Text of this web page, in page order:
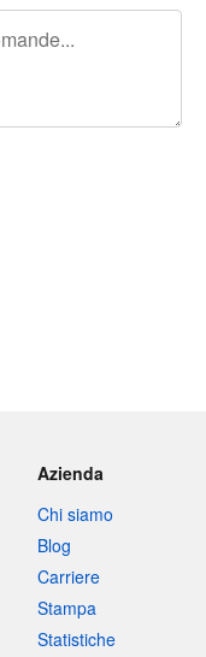
Azienda
Chi siamo
Blog
Carriere
Stampa
Statistiche